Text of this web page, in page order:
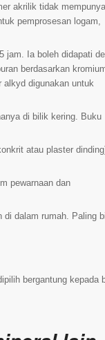
akrilik tidak
pemprosesan logam,
jam. Ia boleh didapati
berdasarkan
digunakan untuk
di bilik kering. Buku
atau plaster
pewarnaan dan
di dalam rumah. Paling
bergantung kepada